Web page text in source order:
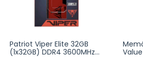
Patriot Viper Elite 32GB
(1x32GB) DDR4 3600MHz
Value